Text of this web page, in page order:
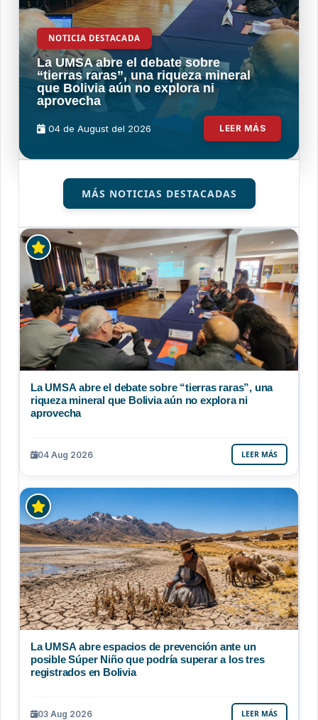
NOTICIA DESTACADA
La UMSA abre el debate sobre
“tierras raras”, una riqueza mineral
que Bolivia aún no explora ni
aprovecha
04 de August del 2026 LEER MÁS
MÁS NOTICIAS DESTACADAS
La UMSA abre el debate sobre “tierras raras”, una
riqueza mineral que Bolivia aún no explora ni
aprovecha
04 Aug 2026 LEER MÁS
La UMSA abre espacios de prevención ante un
posible Súper Niño que podría superar a los tres
registrados en Bolivia
03 Aug 2026 LEER MÁS